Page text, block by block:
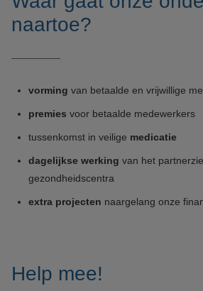
naartoe?
vorming van betaalde en vrijwillige
premies voor betaalde medewerkers
tussenkomst in veilige medicatie
dagelijkse werking van het
gezondheidscentra
extra projecten naargelang onze
Help mee!